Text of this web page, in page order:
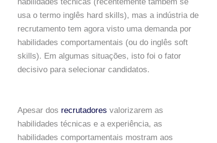
usa o termo inglês hard skills), mas a indústria de
recrutamento tem agora visto uma demanda por
habilidades comportamentais (ou do inglês soft
skills). Em algumas situações, isto foi o fator
decisivo para selecionar candidatos.
Apesar dos recrutadores valorizarem as
habilidades técnicas e a experiência, as
habilidades comportamentais mostram aos